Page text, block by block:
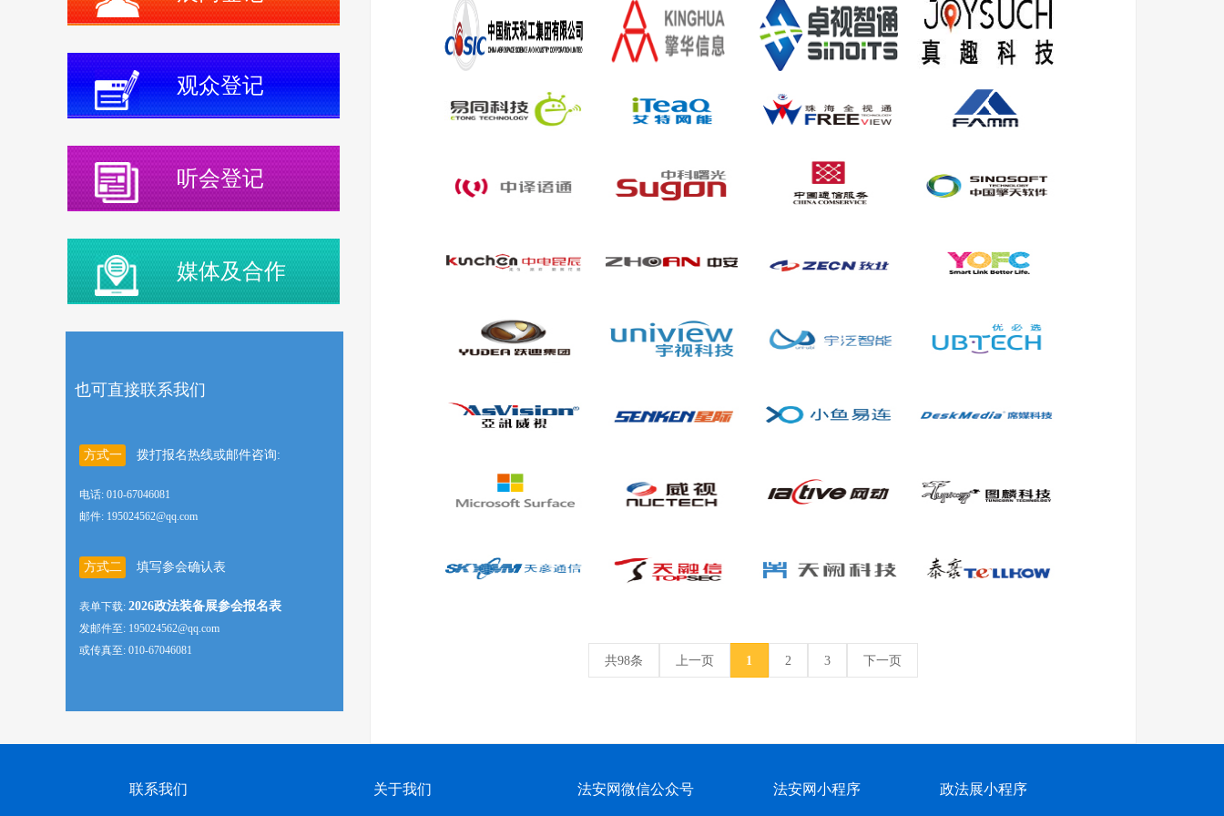
观众登记
听会登记
媒体及合作
也可直接联系我们
方式一 拨打报名热线或邮件咨询:
电话: 010-67046081
邮件: 195024562@qq.com
方式二 填写参会确认表
表单下载: 2026政法装备展参会报名表
发邮件至: 195024562@qq.com
或传真至: 010-67046081
共98条 上一页 1 2 3 下一页
联系我们 关于我们 法安网微信公众号 法安网小程序 政法展小程序